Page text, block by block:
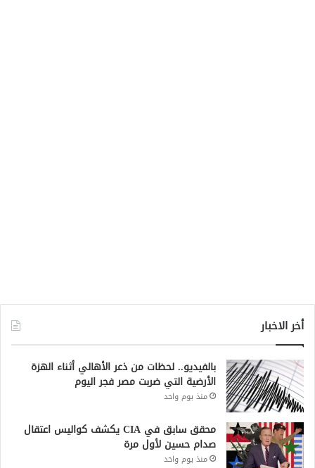
أخر الاخبار
بالفيديو.. لحظات من ذعر الأهالي أثناء الهزة
الأرضية التي ضربت مصر فجر اليوم
منذ يوم واحد
محقق سابق في CIA يكشف كواليس اعتقال
صدام حسين لأول مرة
منذ يوم واحد